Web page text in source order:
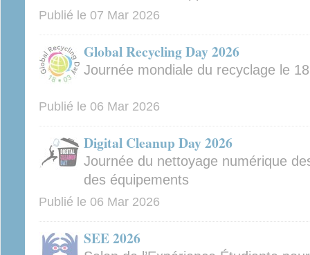
Publié le 07 Mar 2026
Global Recycling Day 2026
Journée mondiale du recyclage le
Publié le 06 Mar 2026
Digital Cleanup Day 2026
Journée du nettoyage numérique
des équipements
Publié le 06 Mar 2026
SEE 2026